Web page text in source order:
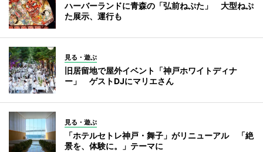
ハーバーランドに青森の「弘前ねぷた」 大型ねぷ
た展示、運行も
見る・遊ぶ
旧居留地で屋外イベント「神戸ホワイトディナ
ー」 ゲストDJにマリエさん
見る・遊ぶ
「ホテルセトレ神戸・舞子」がリニューアル 「絶
景を、体験に。」テーマに